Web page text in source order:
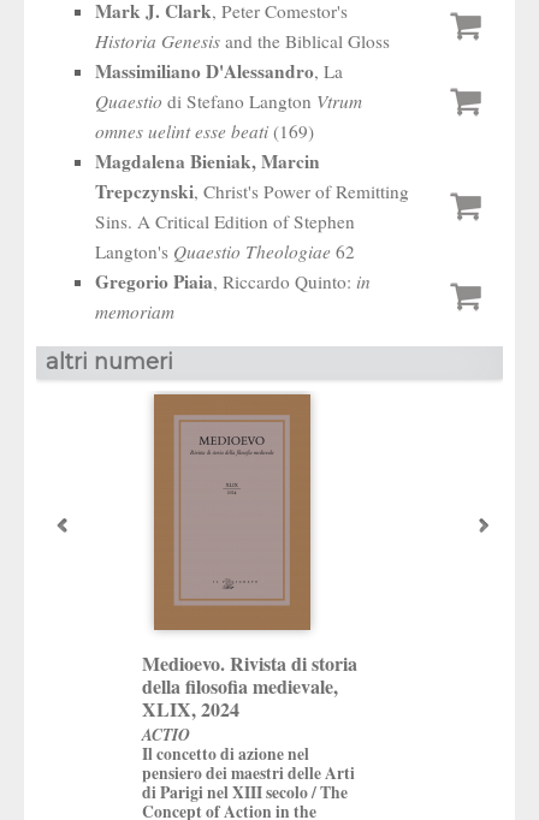
Mark J. Clark, Peter Comestor's
Historia Genesis and the Biblical Gloss
Massimiliano D'Alessandro, La
Quaestio di Stefano Langton Vtrum
omnes uelint esse beati (169)
Magdalena Bieniak, Marcin
Trepczynski, Christ's Power of Remitting
Sins. A Critical Edition of Stephen
Langton's Quaestio Theologiae 62
Gregorio Piaia, Riccardo Quinto: in
memoriam
altri numeri
Medioevo. Rivista di storia
della filosofia medievale,
XLIX, 2024
ACTIO
Il concetto di azione nel
pensiero dei maestri delle Arti
di Parigi nel XIII secolo / The
Concept of Action in the